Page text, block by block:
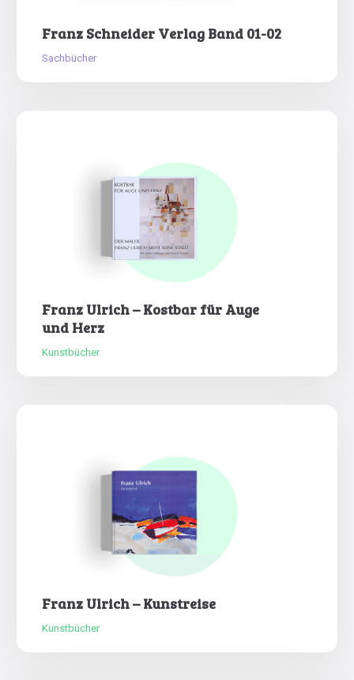
Franz Schneider Verlag Band 01-02
Sachbücher
Franz Ulrich – Kostbar für Auge
und Herz
Kunstbücher
Franz Ulrich – Kunstreise
Kunstbücher